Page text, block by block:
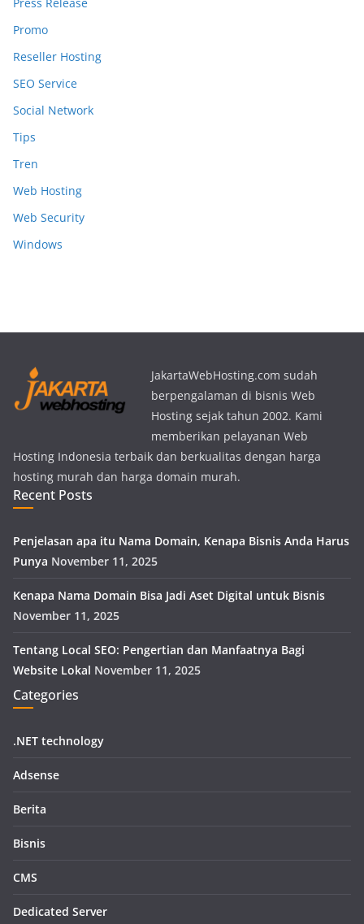
Promo
Reseller Hosting
SEO Service
Social Network
Tips
Tren
Web Hosting
Web Security
Windows
JakartaWebHosting.com sudah
berpengalaman di bisnis Web
Hosting sejak tahun 2002. Kami
memberikan pelayanan Web
Hosting Indonesia terbaik dan berkualitas dengan harga
hosting murah dan harga domain murah.
Recent Posts
Penjelasan apa itu Nama Domain, Kenapa Bisnis Anda Harus
Punya November 11, 2025
Kenapa Nama Domain Bisa Jadi Aset Digital untuk Bisnis
November 11, 2025
Tentang Local SEO: Pengertian dan Manfaatnya Bagi
Website Lokal November 11, 2025
Categories
.NET technology
Adsense
Berita
Bisnis
CMS
Dedicated Server